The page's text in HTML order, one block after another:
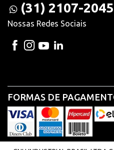
(31) 2107-2045
Nossas Redes Sociais
FORMAS DE